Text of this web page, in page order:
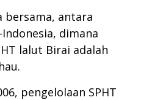
bersama, antara
dimana
lalut Birai adalah
pengelolaan SPHT